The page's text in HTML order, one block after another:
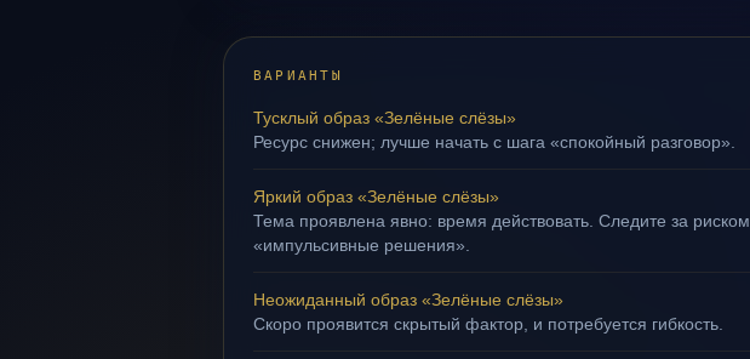
ВАРИАНТЫ
Тусклый образ «Зелёные слёзы»
Ресурс снижен; лучше начать с шага «спокойный разговор».
Яркий образ «Зелёные слёзы»
Тема проявлена явно: время действовать. Следите за риском
«импульсивные решения».
Неожиданный образ «Зелёные слёзы»
Скоро проявится скрытый фактор, и потребуется гибкость.